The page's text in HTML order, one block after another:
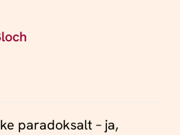
paradoksalt – ja,